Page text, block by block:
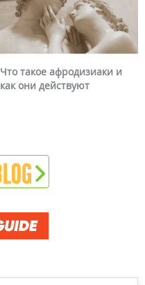
Почему краснеет лицо и
можно ли это убрать